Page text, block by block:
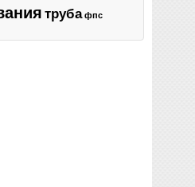
труба фпс